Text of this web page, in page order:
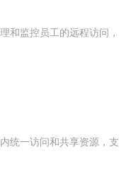
和监控员工的远程访问，
统一访问和共享资源，支